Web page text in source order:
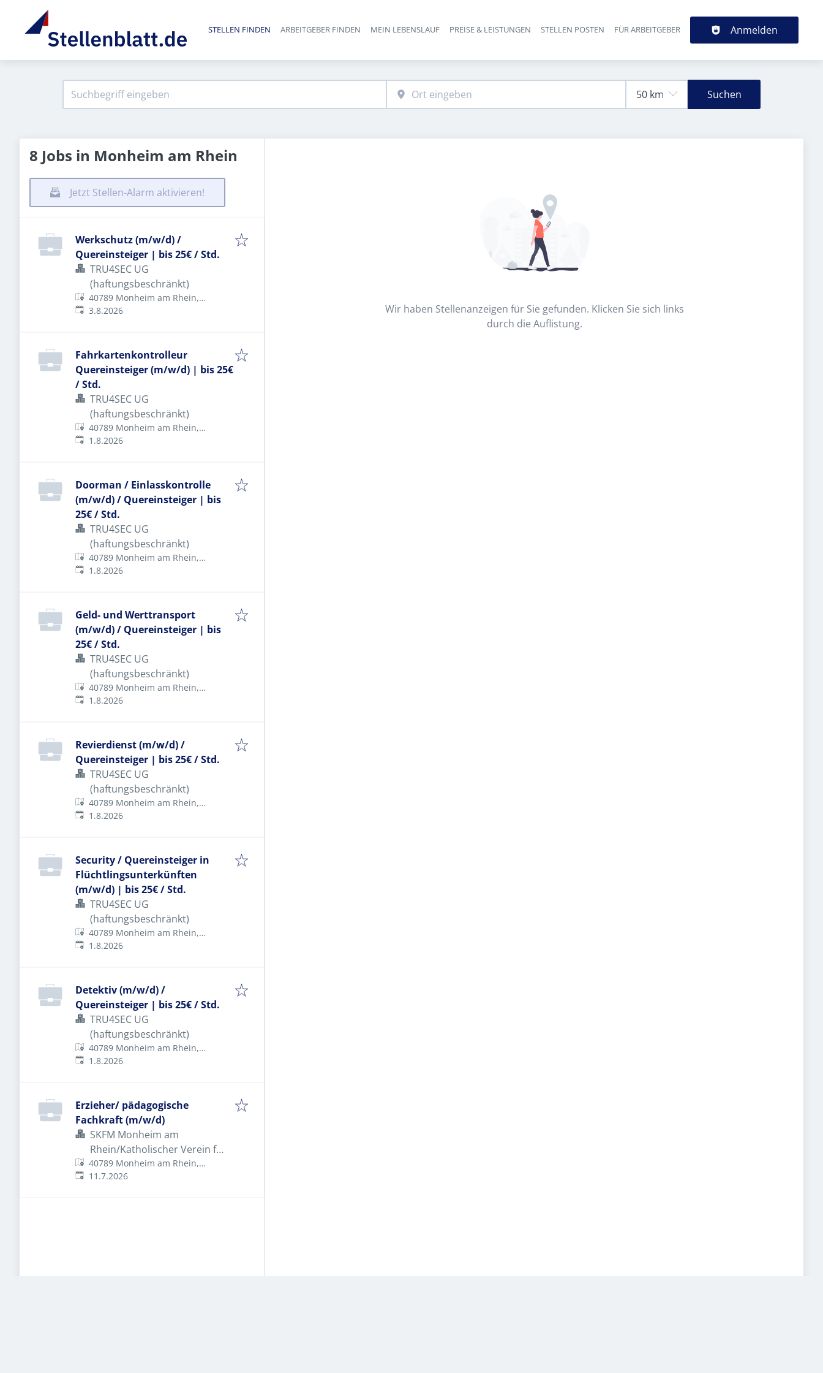
Haupt-Navigation
STELLEN FINDEN ARBEITGEBER FINDEN MEIN LEBENSLAUF PREISE & LEISTUNGEN STELLEN POSTEN FÜR ARBEITGEBER Anmelden
Suchen
8 Jobs in Monheim am Rhein
Jetzt Stellen-Alarm aktivieren!
Werkschutz (m/w/d) /
Quereinsteiger | bis 25€ / Std.
TRU4SEC UG
(haftungsbeschränkt)
40789 Monheim am Rhein,
Deutschland
Veröffentlicht
3.8.2026
Fahrkartenkontrolleur
Quereinsteiger (m/w/d) | bis 25€
/ Std.
TRU4SEC UG
(haftungsbeschränkt)
40789 Monheim am Rhein,
Deutschland
Veröffentlicht
1.8.2026
Doorman / Einlasskontrolle
(m/w/d) / Quereinsteiger | bis
25€ / Std.
TRU4SEC UG
(haftungsbeschränkt)
40789 Monheim am Rhein,
Deutschland
Veröffentlicht
1.8.2026
Geld- und Werttransport
(m/w/d) / Quereinsteiger | bis
25€ / Std.
TRU4SEC UG
(haftungsbeschränkt)
40789 Monheim am Rhein,
Deutschland
Veröffentlicht
1.8.2026
Revierdienst (m/w/d) /
Quereinsteiger | bis 25€ / Std.
TRU4SEC UG
(haftungsbeschränkt)
40789 Monheim am Rhein,
Deutschland
Veröffentlicht
1.8.2026
Security / Quereinsteiger in
Flüchtlingsunterkünften
(m/w/d) | bis 25€ / Std.
TRU4SEC UG
(haftungsbeschränkt)
40789 Monheim am Rhein,
Deutschland
Veröffentlicht
1.8.2026
Detektiv (m/w/d) /
Quereinsteiger | bis 25€ / Std.
TRU4SEC UG
(haftungsbeschränkt)
40789 Monheim am Rhein,
Deutschland
Veröffentlicht
1.8.2026
Erzieher/ pädagogische
Fachkraft (m/w/d)
SKFM Monheim am
Rhein/Katholischer Verein für
soziale Dienste
40789 Monheim am Rhein,
Deutschland
Veröffentlicht
11.7.2026
Wir haben Stellenanzeigen für Sie gefunden. Klicken Sie sich links
durch die Auflistung.